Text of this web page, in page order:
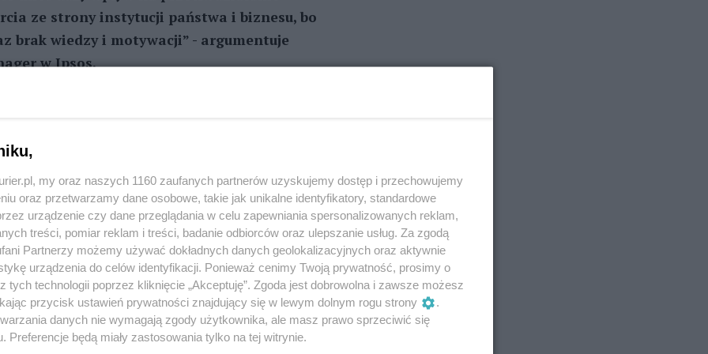
ze strony instytucji państwa i biznesu, bo
brak wiedzy i motywacji” - argumentuje
w Ipsos.
państwowe powinny pracować nad rozwiązaniami
państwu na tyle, by się z tymi
zaufaniem cieszyły się znane globalne
znane polskie firmy i startupy. Jako mocne
innowacyjność, nieszablonowe myślenie i
my oraz naszych 1160 zaufanych partnerów uzyskujemy dostęp i przechowujemy
oraz przetwarzamy dane osobowe, takie jak unikalne identyfikatory, standardowe
urządzenie czy dane przeglądania w celu zapewniania spersonalizowanych reklam,
treści, pomiar reklam i treści, badanie odbiorców oraz ulepszanie usług. Za zgodą
Partnerzy możemy używać dokładnych danych geolokalizacyjnych oraz aktywnie
urządzenia do celów identyfikacji. Ponieważ cenimy Twoją prywatność, prosimy o
tych technologii poprzez kliknięcie „Akceptuję”. Zgoda jest dobrowolna i zawsze możesz
przycisk ustawień prywatności znajdujący się w lewym dolnym rogu strony
.
danych nie wymagają zgody użytkownika, ale masz prawo sprzeciwić się
Preferencje będą miały zastosowania tylko na tej witrynie.